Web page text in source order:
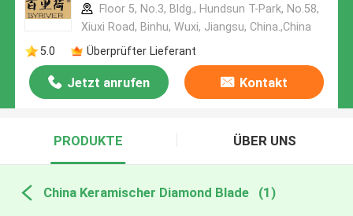
Floor 5, No.3, Bldg., Hundsun T-Park, No.58,
Xiuxi Road, Binhu, Wuxi, Jiangsu, China.,China
5.0
Überprüfter Lieferant
Jetzt anrufen Kontakt
PRODUKTE ÜBER UNS
China Keramischer Diamond Blade (1)